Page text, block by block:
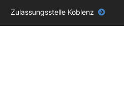
Zulassungsstelle Koblenz